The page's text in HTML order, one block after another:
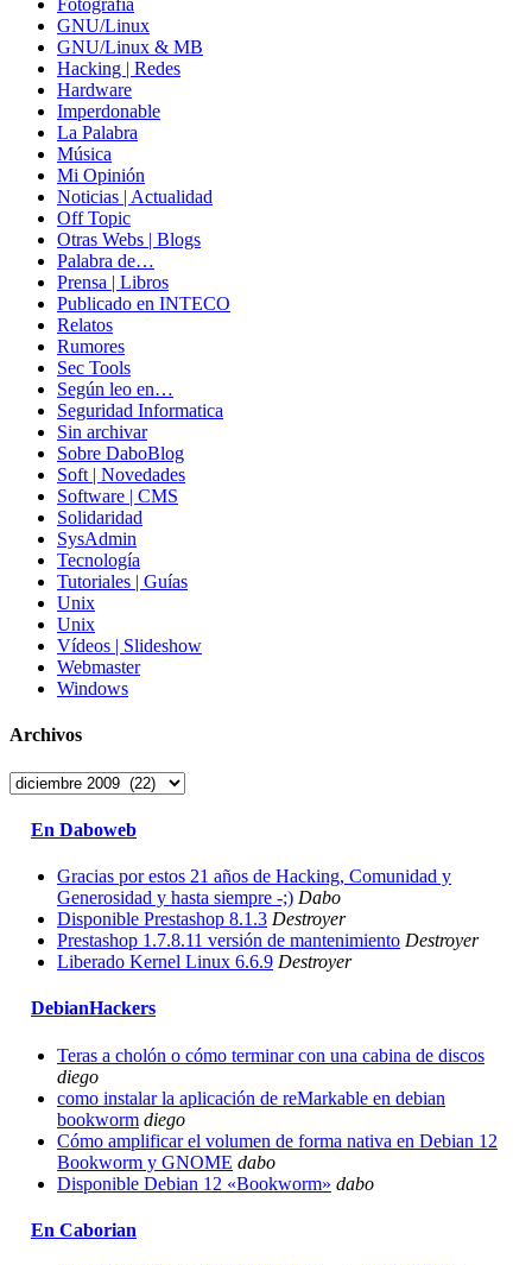
Fotografía
GNU/Linux
GNU/Linux & MB
Hacking | Redes
Hardware
Imperdonable
La Palabra
Música
Mi Opinión
Noticias | Actualidad
Off Topic
Otras Webs | Blogs
Palabra de…
Prensa | Libros
Publicado en INTECO
Relatos
Rumores
Sec Tools
Según leo en…
Seguridad Informatica
Sin archivar
Sobre DaboBlog
Soft | Novedades
Software | CMS
Solidaridad
SysAdmin
Tecnología
Tutoriales | Guías
Unix
Unix
Vídeos | Slideshow
Webmaster
Windows
Archivos
Archivos
En Daboweb
Gracias por estos 21 años de Hacking, Comunidad y
Generosidad y hasta siempre -;) Dabo
Disponible Prestashop 8.1.3 Destroyer
Prestashop 1.7.8.11 versión de mantenimiento Destroyer
Liberado Kernel Linux 6.6.9 Destroyer
DebianHackers
Teras a cholón o cómo terminar con una cabina de discos
diego
como instalar la aplicación de reMarkable en debian
bookworm diego
Cómo amplificar el volumen de forma nativa en Debian 12
Bookworm y GNOME dabo
Disponible Debian 12 «Bookworm» dabo
En Caborian